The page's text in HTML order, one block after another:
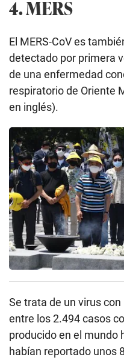
4. MERS
El MERS-CoV es
detectado por primera
de una enfermedad
respiratorio de Oriente
en inglés).
Se trata de un virus
entre los 2.494 casos
producido en el mundo
habían reportado unos